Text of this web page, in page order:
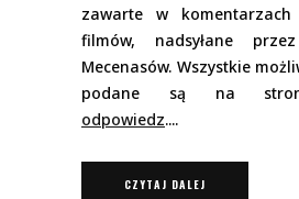
zawarte w
filmów, nadsyłane
Mecenasów. Wszystkie
podane są na
odpowiedz.
CZYTAJ DALEJ